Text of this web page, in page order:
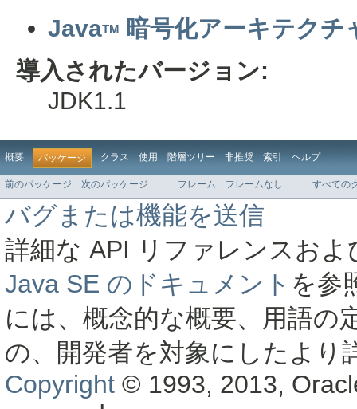
JavaTM
暗号化アーキテク
導入されたバージョン:
JDK1.1
概要 パッケージ クラス 使用 階層ツリー 非推奨 索引 ヘルプ
前のパッケージ 次のパッケージ フレーム フレームなし すべての
バグまたは機能を送信
詳細な API リファレンスお
Java SE のドキュメント を参
には、概念的な概要、用語の
の、開発者を対象にしたより
Copyright © 1993, 2013,